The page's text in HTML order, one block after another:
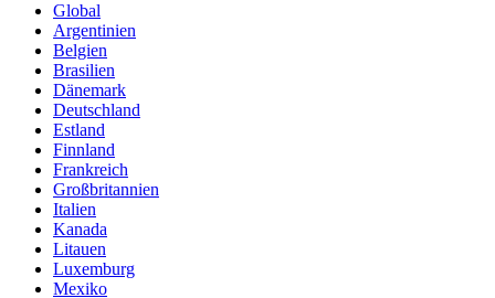
Global
Argentinien
Belgien
Brasilien
Dänemark
Deutschland
Estland
Finnland
Frankreich
Großbritannien
Italien
Kanada
Litauen
Luxemburg
Mexiko